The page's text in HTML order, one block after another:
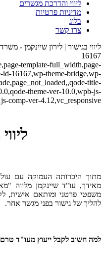
ליווי והדרכת מגשרים
מדיניות פרטיות
בלוג
צרו קשר
ליווי בגישור | לירון שיינקמן -
16167
template-full_width,page-
id-16167,wp-theme-bridge,wp-
title-
theme-ver-10.0,wpb-js-
comp-ver-4.12,vc_responsive
מתוך היכרותה העמוקה עם
מאידך, עו"ד שיינקמן מלווה
משפטי פרטני ומותאם אישית,
להליך של גישור בפני מגשר אחר.
למה חשוב לקבל ייעוץ מעו"ד טרם